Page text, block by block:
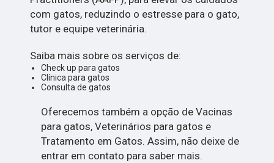
com gatos, reduzindo o estresse para o gato,
tutor e equipe veterinária.
Saiba mais sobre os serviços de:
Check up para gatos
Clínica para gatos
Consulta de gatos
Oferecemos também a opção de Vacinas
para gatos, Veterinários para gatos e
Tratamento em Gatos. Assim, não deixe de
entrar em contato para saber mais.